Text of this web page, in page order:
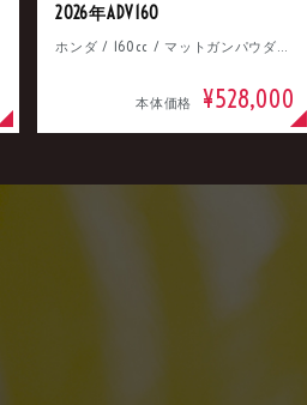
2026年ADV160
ホンダ / 160cc / マットガンパウダーブラックメタリック
本体価格 ¥528,000